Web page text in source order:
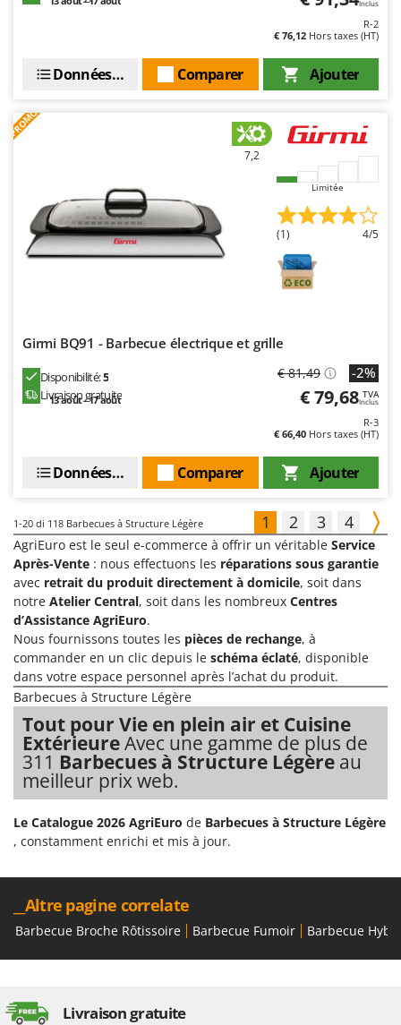
Inclus
R-2
€ 76,12 Hors taxes (HT)
Ajouter
Comparer
Données techniques
PROMO
7,2
Limitée
(1) 4/5
Girmi BQ91 - Barbecue électrique et grille
Disponibilité:5
Livraison gratuite
13 août - 17 août
€ 81,49 -2%
€ 79,68 TVA
Inclus
R-3
€ 66,40 Hors taxes (HT)
Ajouter
Comparer
Données techniques
1-20 di 118 Barbecues à Structure Légère 1 2 3 4
AgriEuro est le seul e-commerce à offrir un véritable Service
Après-Vente : nous effectuons les réparations sous garantie
avec retrait du produit directement à domicile, soit dans
notre Atelier Central, soit dans les nombreux Centres
d’Assistance AgriEuro.
Nous fournissons toutes les pièces de rechange, à
commander en un clic depuis le schéma éclaté, disponible
dans votre espace personnel après l’achat du produit.
Barbecues à Structure Légère
Tout pour Vie en plein air et Cuisine
ExtérieureAvec une gamme de plus de
311 Barbecues à Structure Légère au
meilleur prix web.
Le Catalogue 2026 AgriEuro de Barbecues à Structure Légère
, constamment enrichi et mis à jour.
__Altre pagine correlate
Barbecue Broche Rôtissoire Barbecue Fumoir Barbecue
Livraison gratuite